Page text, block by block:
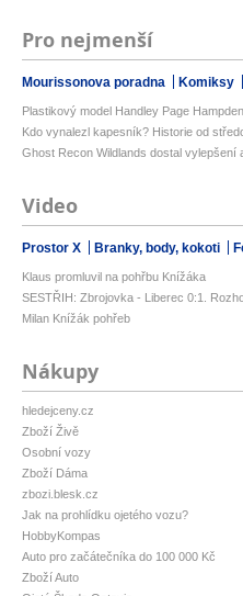
Pro nejmenší
Mourissonova poradna Komiksy
Plastikový model Handley Page
Kdo vynalezl kapesník? Historie od
Ghost Recon Wildlands dostal vylepšení
Video
Prostor X Branky, body, kokoti
Klaus promluvil na pohřbu Knížáka
SESTŘIH: Zbrojovka - Liberec 0:1.
Milan Knížák pohřeb
Nákupy
hledejceny.cz
Zboží Živě
Osobní vozy
Zboží Dáma
zbozi.blesk.cz
Jak na prohlídku ojetého vozu?
HobbyKompas
Auto pro začátečníka do 100 000 Kč
Zboží Auto